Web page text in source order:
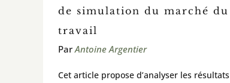
de simulation du marché du
travail
Par Antoine Argentier
Cet article propose d’analyser les résultats